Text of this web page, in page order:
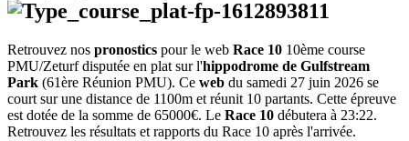
Retrouvez nos pronostics pour le web Race 10 10ème course
PMU/Zeturf disputée en plat sur l'hippodrome de Gulfstream
Park (61ère Réunion PMU). Ce web du samedi 27 juin 2026 se
court sur une distance de 1100m et réunit 10 partants. Cette épreuve
est dotée de la somme de 65000€. Le Race 10 débutera à 23:22.
Retrouvez les résultats et rapports du Race 10 après l'arrivée.